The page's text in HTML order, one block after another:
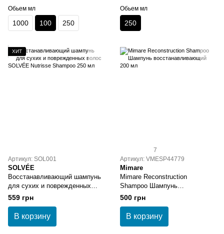
Обьем мл
1000 100 250
Обьем мл
250
ХИТ
Артикул: SOL001
SOLVÉE
Восстанавливающий шампунь
для сухих и поврежденных
волос SOLVÉE Nutrisse
Shampoo 250 мл
559 грн
В корзину
7
Артикул: VMESP44779
Mimare
Mimare Reconstruction
Shampoo Шампунь
восстанавливающий 200 мл
500 грн
В корзину